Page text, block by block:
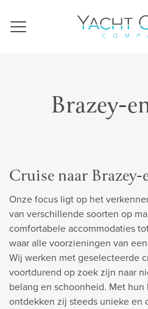
Navigation
Brazey-
Cruise naar
Onze focus ligt op het
van verschillende soorten op
comfortabele accommodaties
waar alle voorzieningen van
Wij werken met geselecteerde
voortdurend op zoek zijn naar
belang en schoonheid. Met
ontdekken zij steeds unieke en